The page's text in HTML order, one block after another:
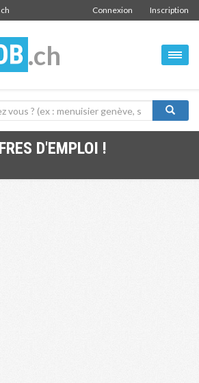
Inscription
Connexion
.ch
D'EMPLOI !